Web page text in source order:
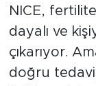
NICE,
dayalı ve
çıkarıyor.
doğru